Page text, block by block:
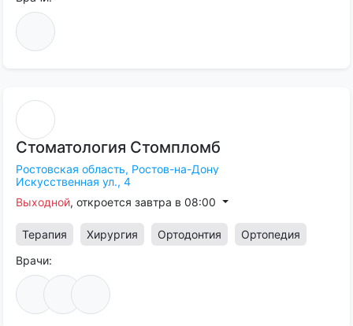
Стоматология Стомпломб
Ростовская область, Ростов-на-Дону
Искусственная ул., 4
Выходной, откроется завтра в 08:00
Терапия Хирургия Ортодонтия
Ортопедия
Врачи: